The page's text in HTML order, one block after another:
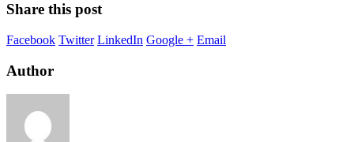
Share this post
Facebook Twitter LinkedIn Google + Email
Author